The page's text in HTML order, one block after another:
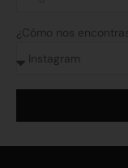
¿Cómo nos